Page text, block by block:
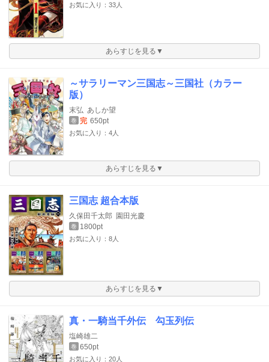
お気に入り：33人
あらすじを見る▼
～サラリーマン三国志～三国社（カラー
版）
末弘 あしか望
巻 完 650pt
お気に入り：4人
あらすじを見る▼
三国志 超合本版
久保田千太郎 園田光慶
巻 1800pt
お気に入り：8人
あらすじを見る▼
真・一騎当千外伝 勾玉列伝
塩崎雄二
巻 650pt
お気に入り：20人